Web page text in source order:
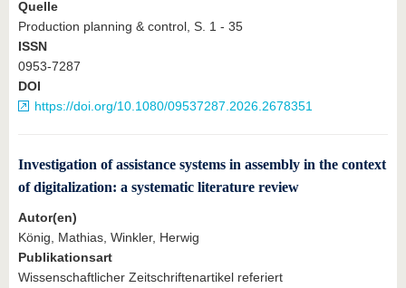
Quelle
Production planning & control, S. 1 - 35
ISSN
0953-7287
DOI
https://doi.org/10.1080/09537287.2026.2678351
Investigation of assistance systems in assembly in the context
of digitalization: a systematic literature review
Autor(en)
König, Mathias, Winkler, Herwig
Publikationsart
Wissenschaftlicher Zeitschriftenartikel referiert